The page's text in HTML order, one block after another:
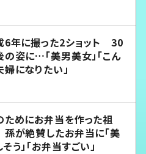
6年に撮った2ショット 30
の姿に…「美男美女」「こん
婦になりたい」
ためにお弁当を作った祖
が絶賛したお弁当に「美
う」「お弁当すごい」